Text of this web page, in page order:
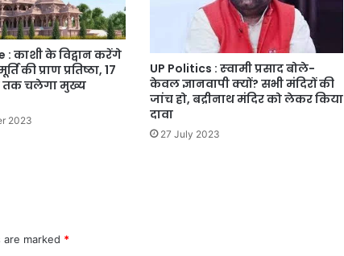
: काशी के विद्वान करेंगे
की प्राण प्रतिष्ठा, 17
तक चलेगा मुख्य
2023
UP Politics : स्‍वामी प्रसाद बोले-
केवल ज्ञानवापी क्यों? सभी मंदिरों की
जांच हो, बद्रीनाथ मंदिर को लेकर किया
दावा
27 July 2023
are marked *